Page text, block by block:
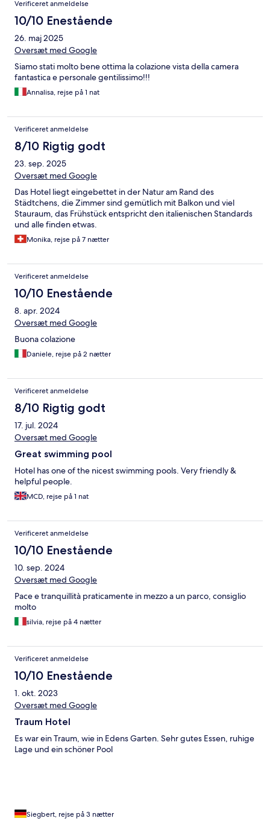
Verificeret anmeldelse
10/10 Enestående
26. maj 2025
Oversæt med Google
Siamo stati molto bene ottima la colazione vista della camera
fantastica e personale gentilissimo!!!
Annalisa, rejse på 1 nat
Verificeret anmeldelse
8/10 Rigtig godt
23. sep. 2025
Oversæt med Google
Das Hotel liegt eingebettet in der Natur am Rand des
Städtchens, die Zimmer sind gemütlich mit Balkon und viel
Stauraum, das Frühstück entspricht den italienischen Standards
und alle finden etwas.
Monika, rejse på 7 nætter
Verificeret anmeldelse
10/10 Enestående
8. apr. 2024
Oversæt med Google
Buona colazione
Daniele, rejse på 2 nætter
Verificeret anmeldelse
8/10 Rigtig godt
17. jul. 2024
Oversæt med Google
Great swimming pool
Hotel has one of the nicest swimming pools. Very friendly &
helpful people.
MCD, rejse på 1 nat
Verificeret anmeldelse
10/10 Enestående
10. sep. 2024
Oversæt med Google
Pace e tranquillità praticamente in mezzo a un parco, consiglio
molto
silvia, rejse på 4 nætter
Verificeret anmeldelse
10/10 Enestående
1. okt. 2023
Oversæt med Google
Traum Hotel
Es war ein Traum, wie in Edens Garten. Sehr gutes Essen, ruhige
Lage und ein schöner Pool
Siegbert, rejse på 3 nætter